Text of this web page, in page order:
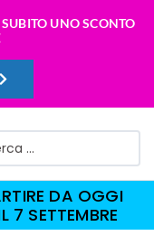
UNO SCONTO
DA OGGI
7 SETTEMBRE